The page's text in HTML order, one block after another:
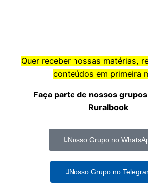
Quer receber nossas matérias,
conteúdos em primeira
Faça parte de nossos
Ruralbook
Nosso Grupo no
Nosso Grupo no